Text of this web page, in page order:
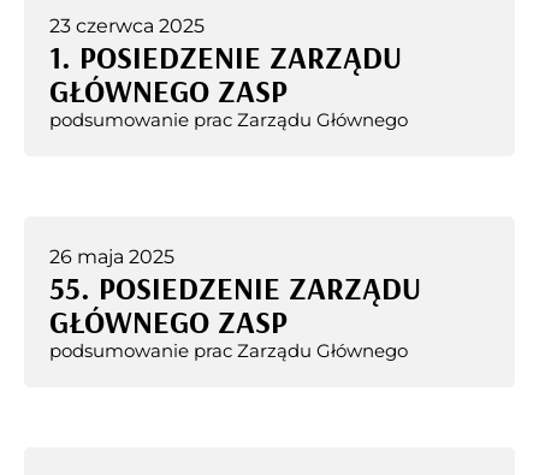
23 czerwca 2025
1. POSIEDZENIE ZARZĄDU
GŁÓWNEGO ZASP
podsumowanie prac Zarządu Głównego
26 maja 2025
55. POSIEDZENIE ZARZĄDU
GŁÓWNEGO ZASP
podsumowanie prac Zarządu Głównego